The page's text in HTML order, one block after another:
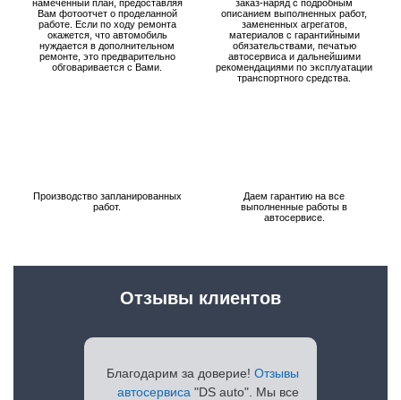
намеченный план, предоставляя
Вам фотоотчет о проделанной
работе. Если по ходу ремонта
окажется, что автомобиль
нуждается в дополнительном
ремонте, это предварительно
обговаривается с Вами.
заказ-наряд с подробным
описанием выполненных работ,
замененных агрегатов,
материалов с гарантийными
обязательствами, печатью
автосервиса и дальнейшими
рекомендациями по эксплуатации
транспортного средства.
Производство запланированных
работ.
Даем гарантию на все
выполненные работы в
автосервисе.
Благодарим за доверие! Отзывы
автосервиса "DS auto". Мы все
Отзывы клиентов